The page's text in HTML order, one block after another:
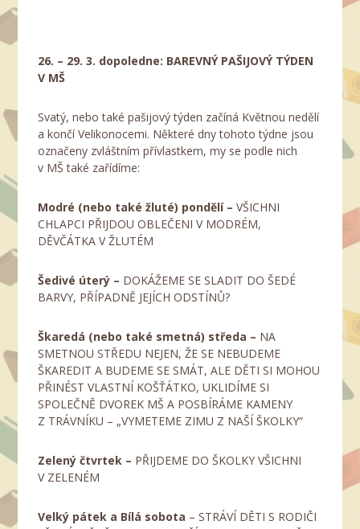
26. – 29. 3. dopoledne: BAREVNÝ PAŠIJOVÝ TÝDEN
V MŠ
Svatý, nebo také pašijový týden začíná Květnou nedělí
a končí Velikonocemi. Některé dny tohoto týdne jsou
označeny zvláštním přívlastkem, my se podle nich
v MŠ také zařídíme:
Modré (nebo také žluté) pondělí –VŠICHNI
CHLAPCI PŘIJDOU OBLEČENI V MODRÉM,
DĚVČÁTKA V ŽLUTÉM
Šedivé úterý – DOKÁŽEME SE SLADIT DO ŠEDÉ
BARVY, PŘÍPADNĚ JEJÍCH ODSTÍNŮ?
Škaredá (nebo také smetná) středa – NA
SMETNOU STŘEDU NEJEN, ŽE SE NEBUDEME
ŠKAREDIT A BUDEME SE SMÁT, ALE DĚTI SI MOHOU
PŘINÉST VLASTNÍ KOŠŤÁTKO, UKLIDÍME SI
SPOLEČNĚ DVOREK MŠ A POSBÍRÁME KAMENY
Z TRÁVNÍKU – „VYMETEME ZIMU Z NAŠÍ ŠKOLKY“
Zelený čtvrtek – PŘIJDEME DO ŠKOLKY VŠICHNI
V ZELENÉM
Velký pátek a Bílá sobota – STRÁVÍ DĚTI S RODIČI